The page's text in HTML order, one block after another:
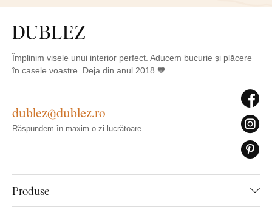
Împlinim visele unui interior perfect. Aducem bucurie și plăcere
în casele voastre. Deja din anul 2018 🧡
Produse
dublez@dublez.ro
Răspundem în maxim o zi lucrătoare